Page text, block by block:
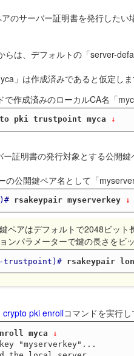
のサーバー証明書を発行した
らは、デフォルトの「server-
」は作成済みであると仮定し
で作成済みのローカルCA名「
pki trustpoint myca ↓
ー証明書の発行対象とする公開
の公開鍵ペア名として「
rsakeypair myserverkey ↓
ペアはデフォルトで2048ビッ
ンパラメーターで鍵の長さを
trustpoint)# rsakeypair
crypto pki enrollコマンドを実行
myca ↓
"myserverkey"...